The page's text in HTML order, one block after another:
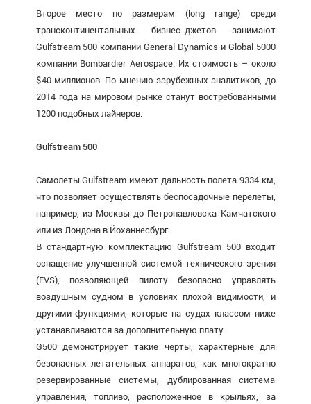
Второе место по размерам (long range) среди
трансконтинентальных бизнес-джетов занимают
Gulfstream 500 компании General Dynamics и Global 5000
компании Bombardier Aerospace. Их стоимость – около
$40 миллионов. По мнению зарубежных аналитиков, до
2014 года на мировом рынке станут востребованными
1200 подобных лайнеров.
Gulfstream 500
Самолеты Gulfstream имеют дальность полета 9334 км,
что позволяет осуществлять беспосадочные перелеты,
например, из Москвы до Петропавловска-Камчатского
или из Лондона в Йоханнесбург.
В стандартную комплектацию Gulfstream 500 входит
оснащение улучшенной системой технического зрения
(EVS), позволяющей пилоту безопасно управлять
воздушным судном в условиях плохой видимости, и
другими функциями, которые на судах классом ниже
устанавливаются за дополнительную плату.
G500 демонстрирует такие черты, характерные для
безопасных летательных аппаратов, как многократно
резервированные системы, дублированная система
управления, топливо, расположенное в крыльях, за